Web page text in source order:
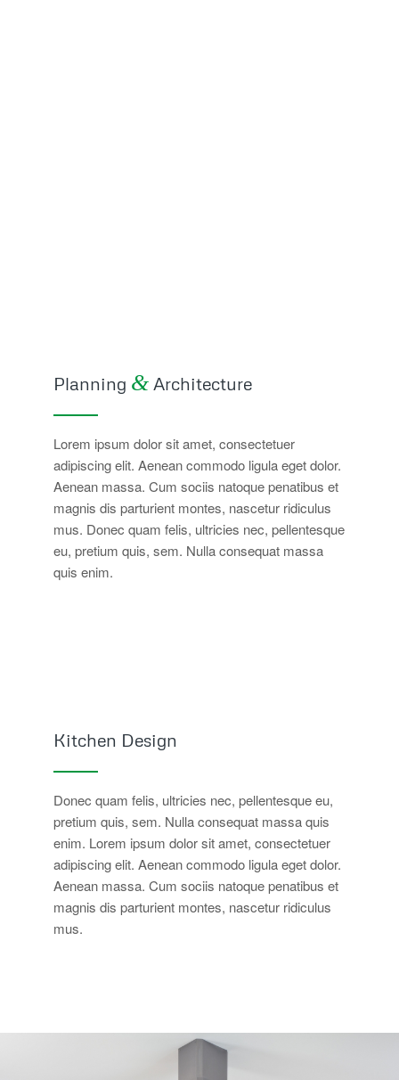
Planning & Architecture
Lorem ipsum dolor sit amet, consectetuer
adipiscing elit. Aenean commodo ligula eget dolor.
Aenean massa. Cum sociis natoque penatibus et
magnis dis parturient montes, nascetur ridiculus
mus. Donec quam felis, ultricies nec, pellentesque
eu, pretium quis, sem. Nulla consequat massa
quis enim.
Kitchen Design
Donec quam felis, ultricies nec, pellentesque eu,
pretium quis, sem. Nulla consequat massa quis
enim. Lorem ipsum dolor sit amet, consectetuer
adipiscing elit. Aenean commodo ligula eget dolor.
Aenean massa. Cum sociis natoque penatibus et
magnis dis parturient montes, nascetur ridiculus
mus.